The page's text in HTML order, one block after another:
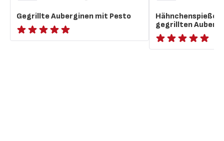
Gegrillte Auberginen mit Pesto
ratings.NaN
Hähnchenspieße
gegrillten
ratings.NaN